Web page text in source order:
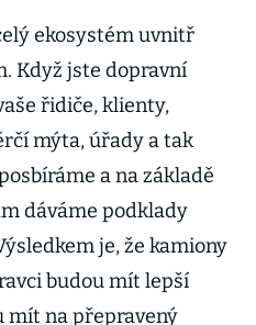
ekosystém uvnitř
Když jste dopravní
řidiče, klienty,
mýta, úřady a tak
a na základě
dáváme podklady
je, že kamiony
budou mít lepší
mít na přepravený